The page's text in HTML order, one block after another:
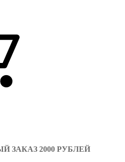
ЗАКАЗ 2000 РУБЛЕЙ